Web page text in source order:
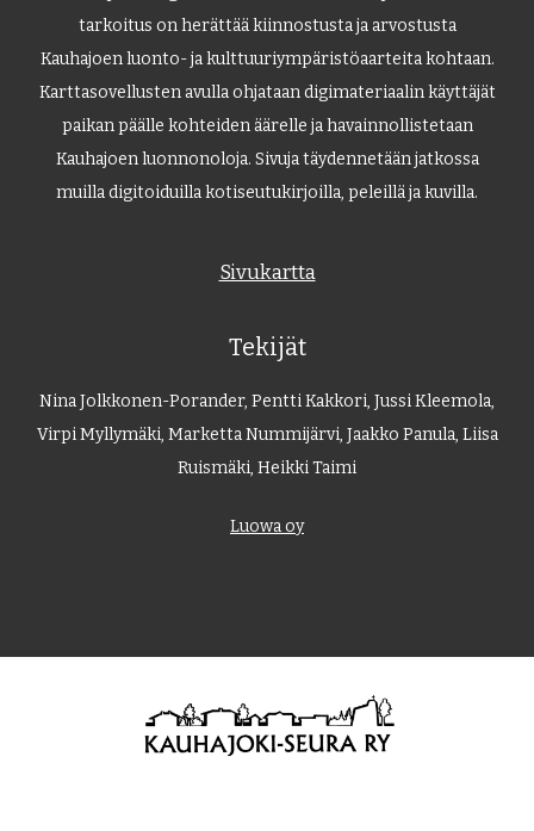
tarkoitus on herättää kiinnostusta ja arvostusta
Kauhajoen luonto- ja kulttuuriympäristöaarteita kohtaan.
Karttasovellusten avulla ohjataan digimateriaalin käyttäjät
paikan päälle kohteiden äärelle ja havainnollistetaan
Kauhajoen luonnonoloja. Sivuja täydennetään jatkossa
muilla digitoiduilla kotiseutukirjoilla, peleillä ja kuvilla.
Sivukartta
Tekijät
Nina Jolkkonen-Porander, Pentti Kakkori, Jussi Kleemola,
Virpi Myllymäki, Marketta Nummijärvi, Jaakko Panula, Liisa
Ruismäki, Heikki Taimi
Luowa oy